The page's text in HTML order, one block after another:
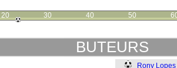
20 30 40 50
BUTEURS
Rony Lopes